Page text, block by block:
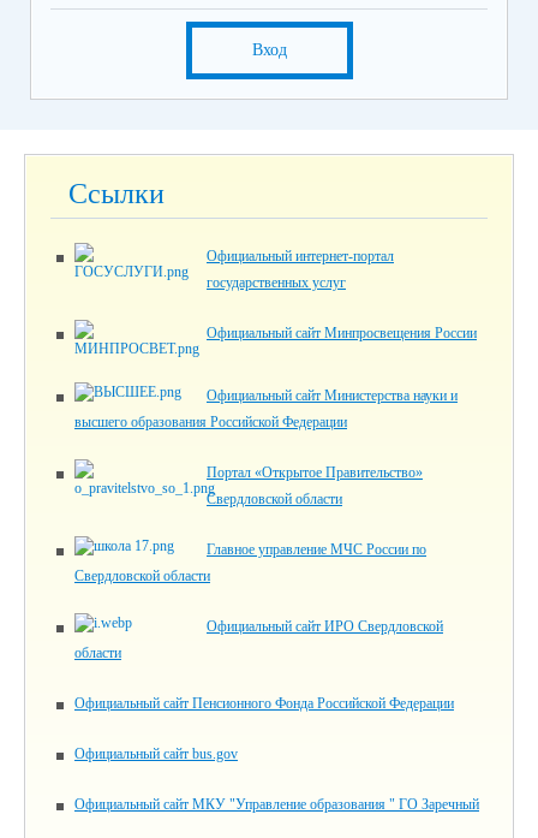
Вход
Ссылки
Официальный интернет-портал
государственных услуг
Официальный сайт Минпросвещения России
Официальный сайт Министерства науки и
высшего образования Российской Федерации
Портал «Открытое Правительство»
Свердловской области
Главное управление МЧС России по
Свердловской области
Официальный сайт ИРО Свердловской
области
Официальный сайт Пенсионного Фонда Российской Федерации
Официальный сайт bus.gov
Официальный сайт МКУ "Управление образования " ГО Заречный